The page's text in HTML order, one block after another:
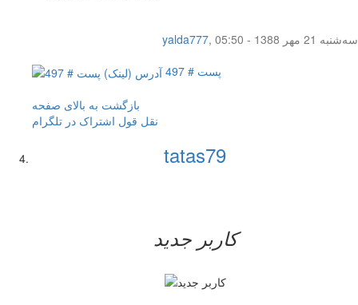
yalda777,
سه‌شنبه 21 مهر 1388 - 05:50
پست # 497
بازگشت به بالای صفحه
نقل قول اشتراک در تلگرام
tatas79
کاربر جدید